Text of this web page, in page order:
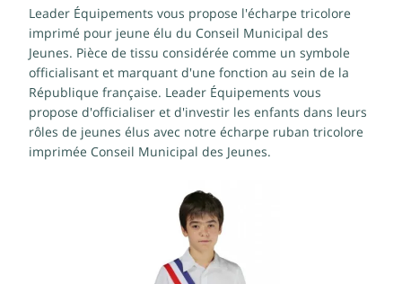
Leader Équipements vous propose l'écharpe tricolore
imprimé pour jeune élu du Conseil Municipal des
Jeunes. Pièce de tissu considérée comme un symbole
officialisant et marquant d'une fonction au sein de la
République française. Leader Équipements vous
propose d'officialiser et d'investir les enfants dans leurs
rôles de jeunes élus avec notre écharpe ruban tricolore
imprimée Conseil Municipal des Jeunes.